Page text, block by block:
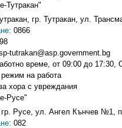
Тутракан"
гр. Тутракан, ул.
0866
tutrakan@asp.government.bg
време, от 09:00 до
на работа
хора с увреждания
Русе"
Русе, ул. Ангел Кънчев №1,
082